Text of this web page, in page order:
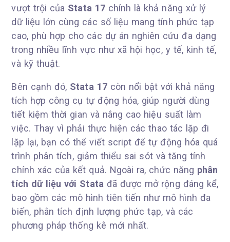
vượt trội của Stata 17chính là khả năng xử lý
dữ liệu lớn cùng các số liệu mang tính phức tạp
cao, phù hợp cho các dự án nghiên cứu đa dạng
trong nhiều lĩnh vực như xã hội học, y tế, kinh tế,
và kỹ thuật.
Bên cạnh đó, Stata 17còn nổi bật với khả năng
tích hợp công cụ tự động hóa, giúp người dùng
tiết kiệm thời gian và nâng cao hiệu suất làm
việc. Thay vì phải thực hiện các thao tác lặp đi
lặp lại, bạn có thể viết script để tự động hóa quá
trình phân tích, giảm thiểu sai sót và tăng tính
chính xác của kết quả. Ngoài ra, chức năng phân
tích dữ liệu với Stata đã được mở rộng đáng kể,
bao gồm các mô hình tiên tiến như mô hình đa
biến, phân tích định lượng phức tạp, và các
phương pháp thống kê mới nhất.